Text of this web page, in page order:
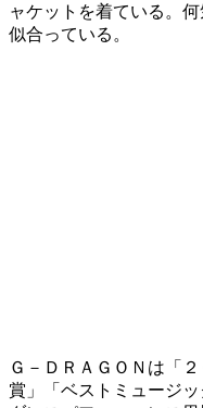
ャケットを着ている。
似合っている。
Ｇ－ＤＲＡＧＯＮは「
賞」「ベストミュージ